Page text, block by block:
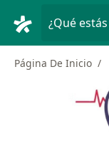
¿Qué
Página De Inicio